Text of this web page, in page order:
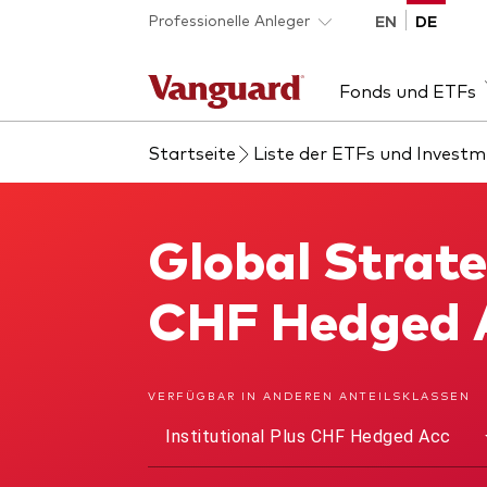
Skip to main content
Professionelle Anleger EN DE
Fonds und ETFs
Liste aller Vanguard
Fonds und ETFs
Insights
Entdecken Sie Vanguard
365
Die
Dienstleistungen
Portfolio-Services
Über Vanguard
Startseite Liste der ETFs und
Global
CHF Hedged
VERFÜGBAR IN ANDEREN ANTEILSKLASSEN
Institutional Plus CHF Hedged Acc